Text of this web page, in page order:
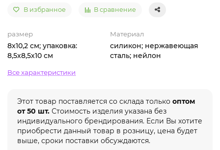
В избранное В сравнение
размер
8х10,2 см; упаковка:
8,5х8,5х10 см
Материал
силикон; нержавеющая
сталь; нейлон
Все характеристики
Этот товар поставляется со склада только оптом
от 50 шт. Стоимость изделия указана без
индивидуального брендирования. Если Вы хотите
приобрести данный товар в розницу, цена будет
выше, сроки поставки обсуждаются.